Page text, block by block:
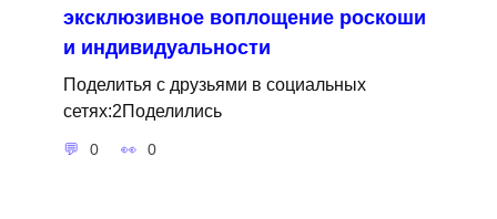
эксклюзивное воплощение роскоши
и индивидуальности
Поделитья с друзьями в социальных
сетях:2Поделились
0 0